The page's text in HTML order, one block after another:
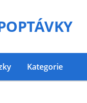
Kategorie